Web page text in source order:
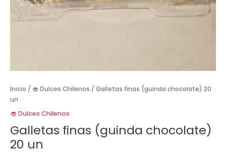
Inicio / 🧁 Dulces Chilenos / Galletas finas (guinda chocolate) 20
un
🧁 Dulces Chilenos
Galletas finas (guinda chocolate)
20 un